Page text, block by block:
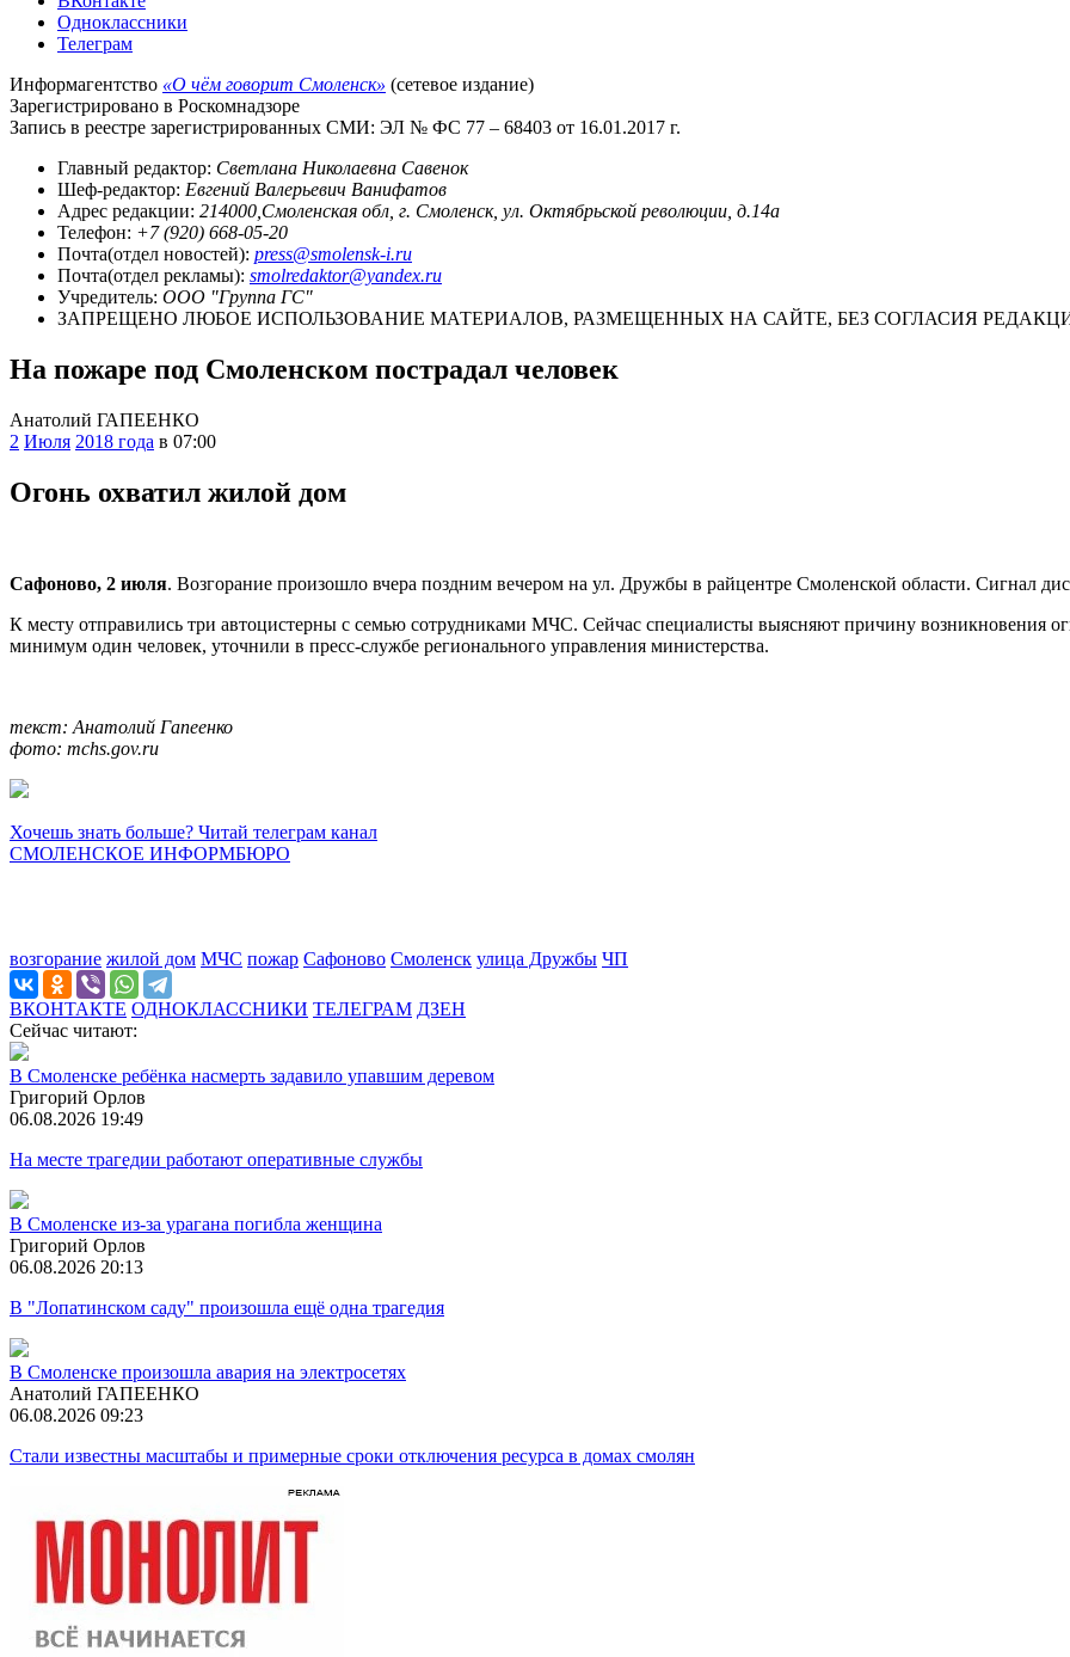
Одноклассники
Телеграм
Информагентство «О чём говорит Смоленск» (сетевое издание)
Зарегистрировано в Роскомнадзоре
Запись в реестре зарегистрированных СМИ: ЭЛ № ФС 77 – 68403 от 16.01.2017 г.
Главный редактор: Светлана Николаевна Савенок
Шеф-редактор: Евгений Валерьевич Ванифатов
Адрес редакции: 214000,Смоленская обл, г. Смоленск, ул. Октябрьской революции, д.14а
Телефон: +7 (920) 668-05-20
Почта(отдел новостей): press@smolensk-i.ru
Почта(отдел рекламы): smolredaktor@yandex.ru
Учредитель: ООО "Группа ГС"
ЗАПРЕЩЕНО ЛЮБОЕ ИСПОЛЬЗОВАНИЕ МАТЕРИАЛОВ, РАЗМЕЩЕННЫХ НА САЙТЕ, БЕЗ СОГЛАСИЯ
На пожаре под Смоленском пострадал человек
Анатолий ГАПЕЕНКО
2 Июля 2018 года в 07:00
Огонь охватил жилой дом
Сафоново, 2 июля. Возгорание произошло вчера поздним вечером на ул. Дружбы в райцентре Смоленской области. Сигнал
К месту отправились три автоцистерны с семью сотрудниками МЧС. Сейчас специалисты выясняют причину возникновения
минимум один человек, уточнили в пресс-службе регионального управления министерства.
текст: Анатолий Гапеенко
фото: mchs.gov.ru
Хочешь знать больше? Читай телеграм канал
СМОЛЕНСКОЕ ИНФОРМБЮРО
возгорание жилой дом МЧС пожар Сафоново Смоленск улица Дружбы ЧП
ВКОНТАКТЕ ОДНОКЛАССНИКИ ТЕЛЕГРАМ ДЗЕН
Сейчас читают:
В Смоленске ребёнка насмерть задавило упавшим деревом
Григорий Орлов
06.08.2026 19:49
На месте трагедии работают оперативные службы
В Смоленске из-за урагана погибла женщина
Григорий Орлов
06.08.2026 20:13
В "Лопатинском саду" произошла ещё одна трагедия
В Смоленске произошла авария на электросетях
Анатолий ГАПЕЕНКО
06.08.2026 09:23
Стали известны масштабы и примерные сроки отключения ресурса в домах смолян